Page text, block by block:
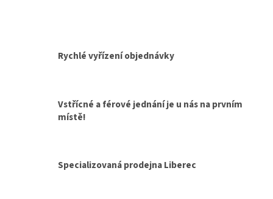
Rychlé vyřízení objednávky
Vstřícné a férové jednání je u nás na prvním
místě!
Specializovaná prodejna Liberec